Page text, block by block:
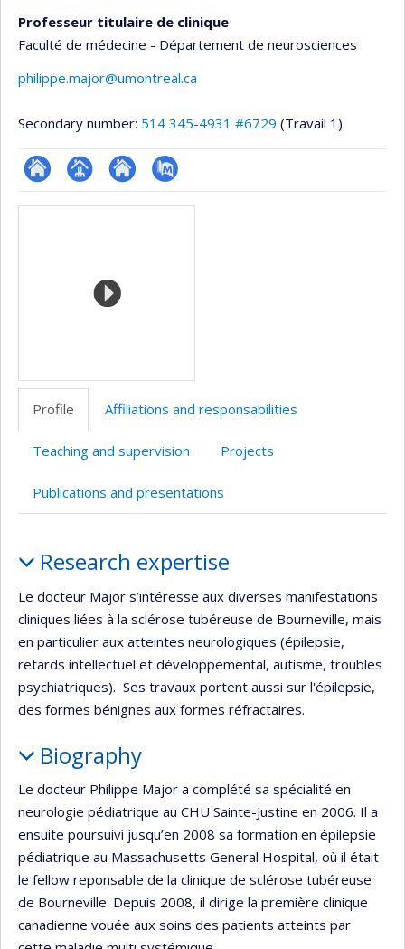
Professeur titulaire de clinique
Faculté de médecine - Département de neurosciences
philippe.major@umontreal.ca
Secondary number: 514 345-4931 #6729 (Travail 1)
ResearchGate
Page Site
de
recherche
PubMed
Media
Profile Affiliations and responsabilities
Teaching and supervision Projects
Publications and presentations
Research expertise
Le docteur Major s’intéresse aux diverses manifestations
cliniques liées à la sclérose tubéreuse de Bourneville, mais
en particulier aux atteintes neurologiques (épilepsie,
retards intellectuel et développemental, autisme, troubles
psychiatriques). Ses travaux portent aussi sur l'épilepsie,
des formes bénignes aux formes réfractaires.
Biography
Le docteur Philippe Major a complété sa spécialité en
neurologie pédiatrique au CHU Sainte-Justine en 2006. Il a
ensuite poursuivi jusqu’en 2008 sa formation en épilepsie
pédiatrique au Massachusetts General Hospital, où il était
le fellow reponsable de la clinique de sclérose tubéreuse
de Bourneville. Depuis 2008, il dirige la première clinique
canadienne vouée aux soins des patients atteints par